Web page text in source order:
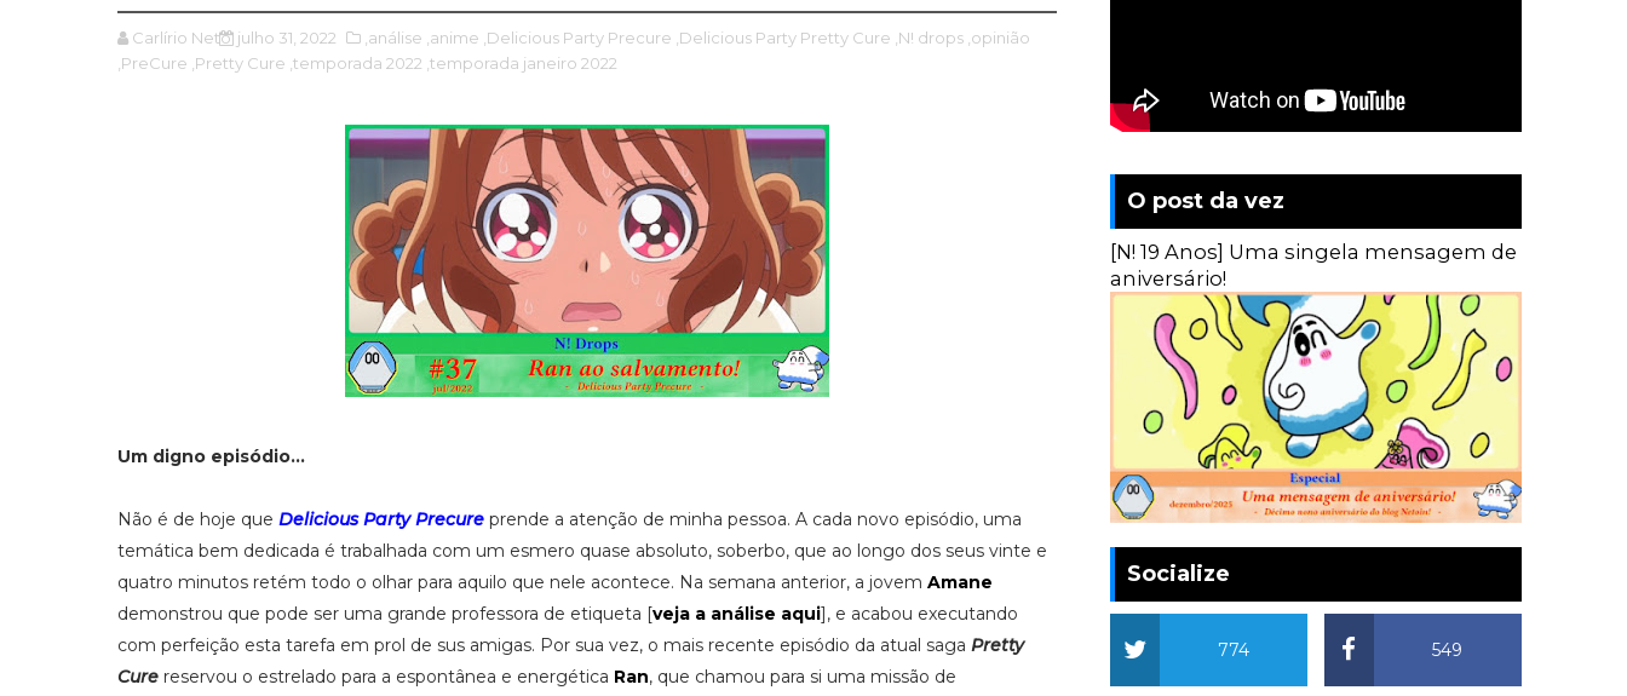
Carlírio Neto julho 31, 2022 ,análise ,anime ,Delicious Party Precure ,Delicious Party Pretty Cure ,N! drops ,opinião
,PreCure ,Pretty Cure ,temporada 2022 ,temporada janeiro 2022
Um digno episódio...
Não é de hoje que Delicious Party Precure prende a atenção de minha pessoa. A cada novo episódio, uma
temática bem dedicada é trabalhada com um esmero quase absoluto, soberbo, que ao longo dos seus vinte e
quatro minutos retém todo o olhar para aquilo que nele acontece. Na semana anterior, a jovem Amane
demonstrou que pode ser uma grande professora de etiqueta [veja a análise aqui], e acabou executando
com perfeição esta tarefa em prol de sus amigas. Por sua vez, o mais recente episódio da atual saga Pretty
Cure reservou o estrelado para a espontânea e energética Ran, que chamou para si uma missão de
O post da vez
[N! 19 Anos] Uma singela mensagem de
aniversário!
Socialize
549
774